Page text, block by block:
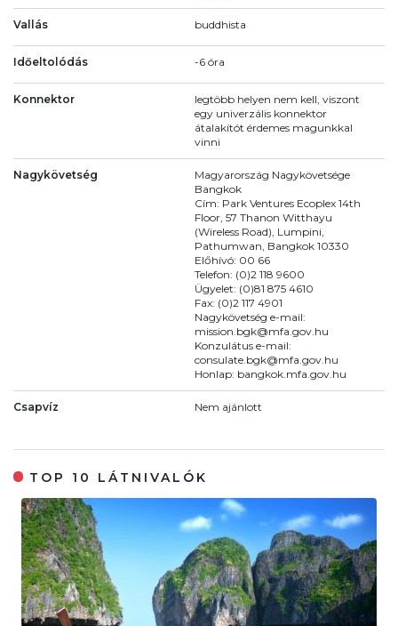
Vallás buddhista
Időeltolódás -6 óra
Konnektor
legtöbb helyen nem kell, viszont
egy univerzális konnektor
átalakítót érdemes magunkkal
vinni
Nagykövetség
Magyarország Nagykövetsége
Bangkok
Cím: Park Ventures Ecoplex 14th
Floor, 57 Thanon Witthayu
(Wireless Road), Lumpini,
Pathumwan, Bangkok 10330
Előhívó: 00 66
Telefon: (0)2 118 9600
Ügyelet: (0)81 875 4610
Fax: (0)2 117 4901
Nagykövetség e-mail:
mission.bgk@mfa.gov.hu
Konzulátus e-mail:
consulate.bgk@mfa.gov.hu
Honlap: bangkok.mfa.gov.hu
Csapvíz Nem ajánlott
TOP 10 LÁTNIVALÓK